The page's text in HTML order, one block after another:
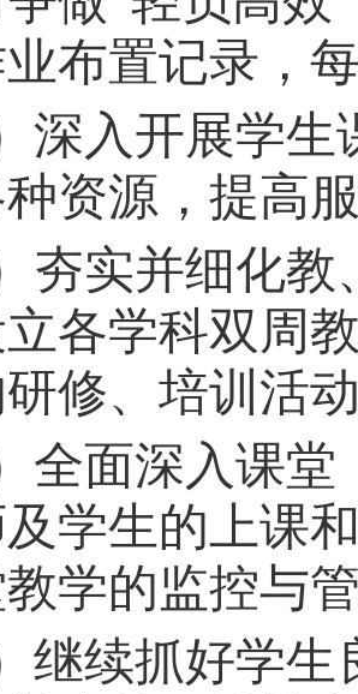
布置记录，
深入开展学生
资源，提高
夯实并细化教
各学科双周
修、培训活
全面深入课
学生的上课
学的监控与
继续抓好学